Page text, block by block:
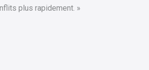
plus rapidement. »